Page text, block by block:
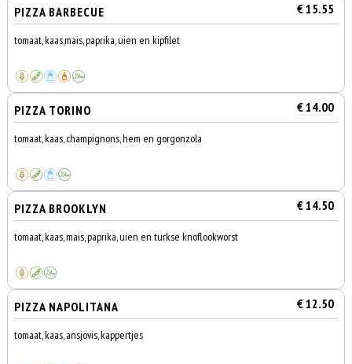
PIZZA BARBECUE € 15.55
tomaat, kaas,mais, paprika, uien en kipfilet
PIZZA TORINO € 14.00
tomaat, kaas, champignons, hem en gorgonzola
PIZZA BROOKLYN € 14.50
tomaat, kaas, mais, paprika, uien en turkse knoflookworst
PIZZA NAPOLITANA € 12.50
tomaat, kaas, ansjovis, kappertjes